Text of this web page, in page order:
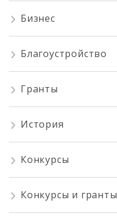
Бизнес
Благоустройство
Гранты
История
Конкурсы
Конкурсы и гранты